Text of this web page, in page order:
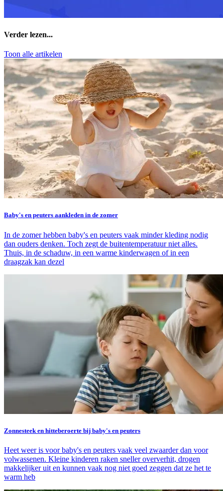
Verder lezen...
Toon alle artikelen
Baby's en peuters aankleden in de zomer
In de zomer hebben baby's en peuters vaak minder kleding nodig
dan ouders denken. Toch zegt de buitentemperatuur niet alles.
Thuis, in de schaduw, in een warme kinderwagen of in een
draagzak kan dezel
Zonnesteek en hitteberoerte bij baby's en peuters
Heet weer is voor baby's en peuters vaak veel zwaarder dan voor
volwassenen. Kleine kinderen raken sneller oververhit, drogen
makkelijker uit en kunnen vaak nog niet goed zeggen dat ze het te
warm heb